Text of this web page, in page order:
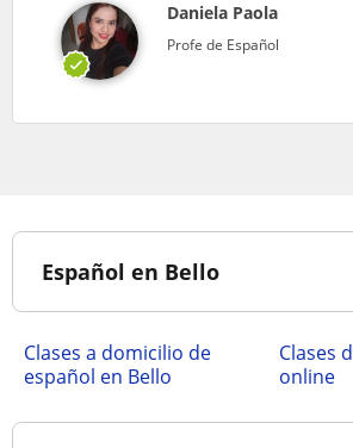
Daniela Paola
Profe de Español
Español en Bello
Clases a domicilio de
español en Bello
Clases de español
online